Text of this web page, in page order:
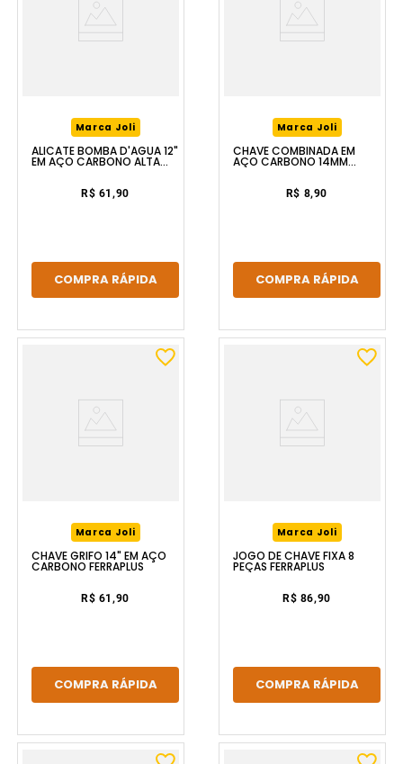
Marca Joli
ALICATE BOMBA D'ÁGUA 12"
EM AÇO CARBONO ALTA
DURABILIDADE FERRAPLUS
R$ 61,90
COMPRA RÁPIDA
Marca Joli
CHAVE COMBINADA EM
AÇO CARBONO 14MM
FERRAPLUS
R$ 8,90
COMPRA RÁPIDA
Marca Joli
CHAVE GRIFO 14" EM AÇO
CARBONO FERRAPLUS
R$ 61,90
COMPRA RÁPIDA
Marca Joli
JOGO DE CHAVE FIXA 8
PEÇAS FERRAPLUS
R$ 86,90
COMPRA RÁPIDA